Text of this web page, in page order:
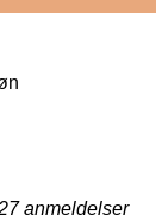
anmeldelser